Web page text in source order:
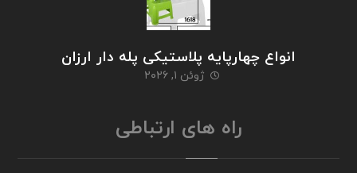
انواع چهارپایه پلاستیکی پله دار ارزان
ژوئن ۱, ۲۰۲۶
راه های ارتباطی